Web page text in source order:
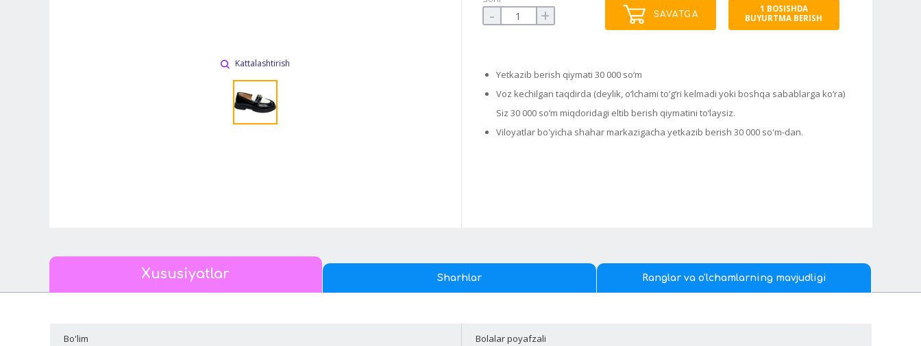
Kattalashtirish
- + SAVATGA
1 BOSISHDA
BUYURTMA BERISH
Yetkazib berish qiymati 30 000 so‘m
Voz kechilgan taqdirda (deylik, o‘lchami to‘g‘ri kelmadi yoki boshqa sabablarga ko‘ra)
Siz 30 000 so‘m miqdoridagi eltib berish qiymatini to‘laysiz.
Viloyatlar bo'yicha shahar markazigacha yetkazib berish 30 000 so'm-dan.
Xususiyatlar Sharhlar Ranglar va o'lchamlarning mavjudligi
Bo'lim Bolalar poyafzali